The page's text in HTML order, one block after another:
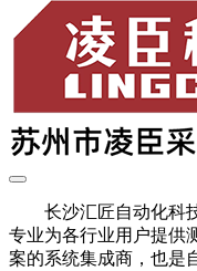
长沙汇匠自动化科技
专业为各行业用户提供
案的系统集成商，也是